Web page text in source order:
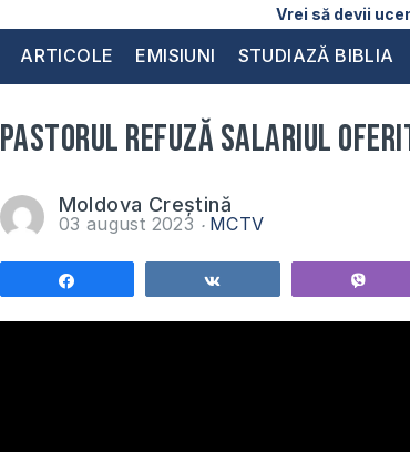
Vrei să devii
ARTICOLE EMISIUNI STUDIAZĂ BIBLIA
Pastorul refuză salariul
Moldova Creștină
03 august 2023 MCTV